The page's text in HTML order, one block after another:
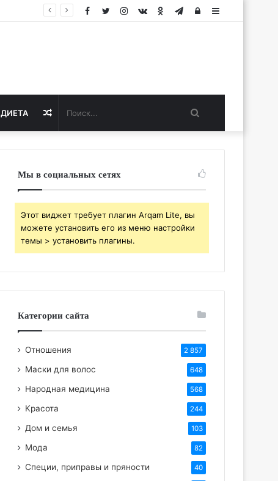
Sidebar
Авторизация
Telegram
Одноклассники
vk.com
Instagram
Twitter
Facebook
ДИЕТА Случайная
статья
Мы в социальных сетях
Этот виджет требует плагин Arqam Lite, вы
можете установить его из меню настройки
темы > установить плагины.
Категории сайта
Отношения 2 857
Маски для волос 648
Народная медицина 568
Красота 244
Дом и семья 103
Мода 82
Специи, приправы и пряности 40